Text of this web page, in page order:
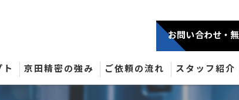
お問い合わせ・
京田精密の強み ご依頼の流れ スタッフ紹介